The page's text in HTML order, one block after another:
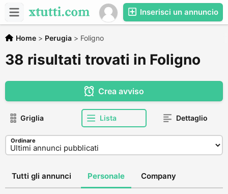
Inserisci un annuncio
Home > Perugia > Foligno
38 risultati trovati in Foligno
Crea avviso
Griglia Lista Dettaglio
Ordinare
Tutti gli annunci Personale Company